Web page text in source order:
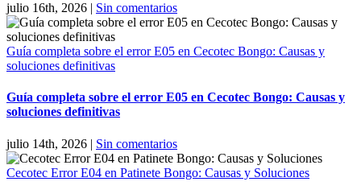
julio 16th, 2026 | Sin comentarios
Guía completa sobre el error E05 en Cecotec Bongo: Causas y
soluciones definitivas
Guía completa sobre el error E05 en Cecotec Bongo: Causas y
soluciones definitivas
julio 14th, 2026 | Sin comentarios
Cecotec Error E04 en Patinete Bongo: Causas y Soluciones